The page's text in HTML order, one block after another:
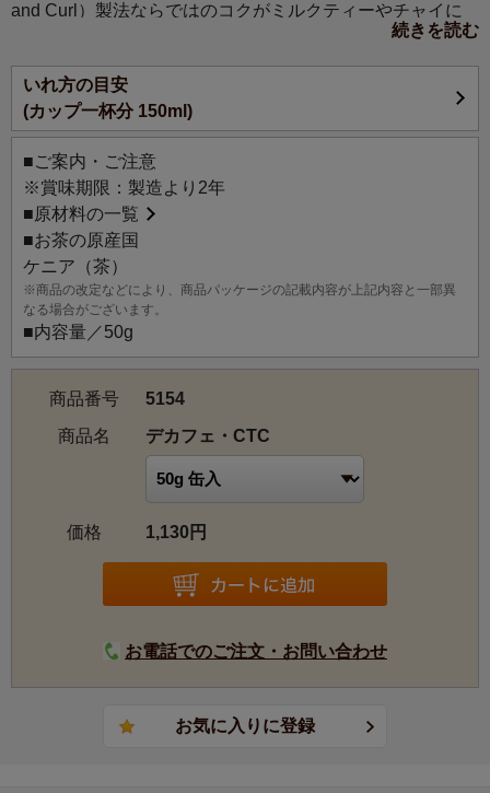
and Curl）製法ならではのコクがミルクティーやチャイに
よく合います。リラックスタイムやおやすみ前にも。
ケニアで作られたCTC紅茶から、特殊な技術でほとんどの
カフェインを取り除いたデカフェ紅茶です。
中国、インドに次ぐ世界第三位のお茶生産国ケニアは、赤
道直下の高地にあることから、寒暖差のある厳しい気候と
水捌けの良い土壌条件を兼ね備えています。降雨量にも恵
まれていて、紅茶の栽培に適した環境がそろっています。
ケニアの茶葉栽培地域は、高、中、低と3つのエリアに分類
されており、現在は標高1,500～2,700mの高地で栽培され
ています。ケニア山、アバーデア山脈、ニャンベネ丘陵、
そしてケリチョー高原とキシイ高原の周辺地域は深い沖積
マイルドなコクでクセがなく、すっきりとしたフレッシュ
な香りが特徴です。短時間でしっかりと浸出することがで
きるCTC紅茶は、ミルクティーに最適。カフェインレスの
紅茶で、煮出して本格チャイやミルクティーを楽しみたい
続きを読む
いれ方の目安
(カップ一杯分 150ml)
■ご案内・ご注意
※賞味期限：製造より2年
■原材料の一覧
■お茶の原産国
ケニア（茶）
※商品の改定などにより、商品パッケージの記載内容が上記内容と一部異
なる場合がございます。
■内容量／50g
商品番号
5154
商品名
デカフェ・CTC
価格 1,130円
お電話でのご注文・お問い合わせ